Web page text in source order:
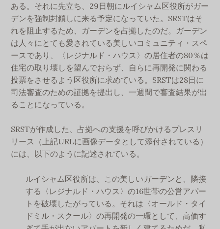
ある。それに先立ち、29日朝にルイシャム区役所がガー
デンを強制封鎖しに来る予定になっていた。SRSTはそ
れを阻止するため、ガーデンを占拠したのだ。ガーデン
は人々にとても愛されている美しいコミュニティ・スペ
ースであり、〈レジナルド・ハウス〉の居住者の80％は
住宅の取り壊しを望んでおらず、自らに再開発に関わる
投票をさせるよう区役所に求めている。SRSTは28日に
司法審査のための証拠を提出し、一週間で審査結果が出
ることになっている。
SRSTが作成した、占拠への支援を呼びかけるプレスリ
リース（上記URLに画像データとして添付されている）
には、以下のように記述されている。
ルイシャム区役所は、この美しいガーデンと、隣接
する〈レジナルド・ハウス〉の16世帯の公営アパー
トを破壊したがっている。それは〈オールド・タイ
ドミル・スクール〉の再開発の一環として、高価す